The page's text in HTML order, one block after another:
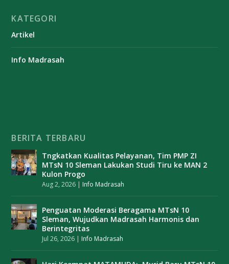
KATEGORI
Artikel
Info Madrasah
BERITA TERBARU
Tngkatkan Kualitas Pelayanan, Tim PMP ZI
MTsN 10 Sleman Lakukan Studi Tiru ke MAN 2
Kulon Progo
Aug 2, 2026 | Info Madrasah
Penguatan Moderasi Beragama MTsN 10
Sleman, Wujudkan Madrasah Harmonis dan
Berintegritas
Jul 26, 2026 | Info Madrasah